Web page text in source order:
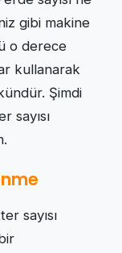
gibi makine
o derece
kullanarak
Şimdi
sayısı
sayısı